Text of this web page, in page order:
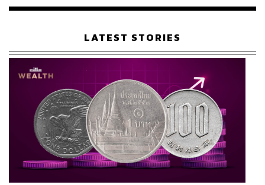
ธนกร วงษ์ปัญญา
บรรณาธิการข่าวในประเทศ กอง
บรรณาธิการข่าว THE STANDARD
เรือนไทยที่ถูกซุกไว้
LATEST STORIES